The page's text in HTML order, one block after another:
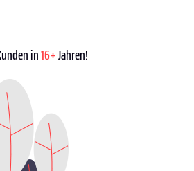
in16+Jahren!